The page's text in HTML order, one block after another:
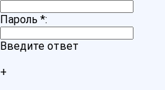
Пароль *:
Введите ответ
+